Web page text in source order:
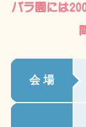
バラ園には
会 場